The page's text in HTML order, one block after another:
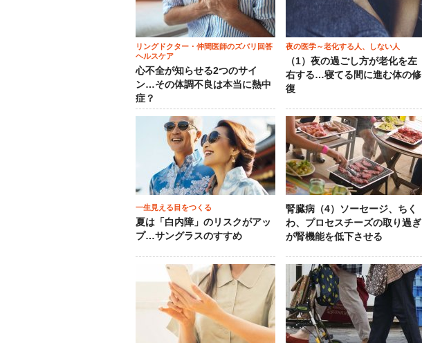
リングドクター・仲間医師のズバリ回答
ヘルスケア
心不全が知らせる2つのサイ
ン…その体調不良は本当に熱中
症？
夜の医学～老化する人、しない人
（1）夜の過ごし方が老化を左
右する…寝てる間に進む体の修
復
一生見える目をつくる
夏は「白内障」のリスクがアッ
プ…サングラスのすすめ
腎臓病（4）ソーセージ、ちく
わ、プロセスチーズの取り過ぎ
が腎機能を低下させる